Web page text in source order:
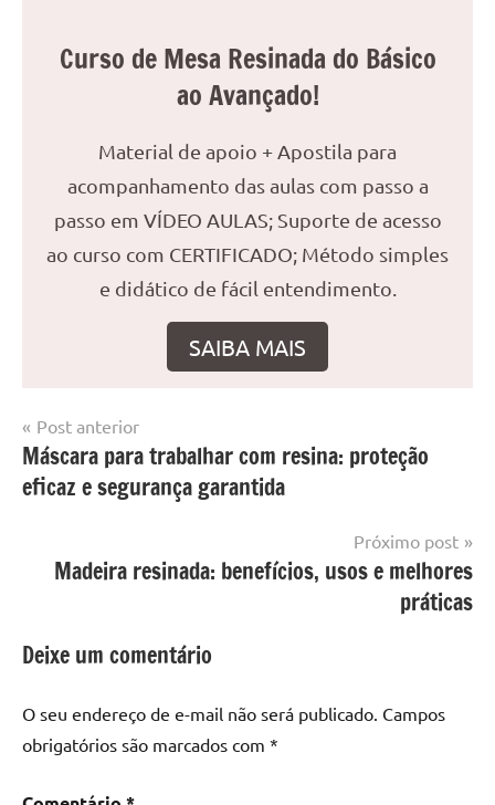
Curso de Mesa Resinada do Básico
ao Avançado!
Material de apoio + Apostila para
acompanhamento das aulas com passo a
passo em VÍDEO AULAS; Suporte de acesso
ao curso com CERTIFICADO; Método simples
e didático de fácil entendimento.
SAIBA MAIS
Marcado
com
mesa
Mesa
epoxi
madeira,
Mesa
Mesa
resinada
Navegação
de
Post
Post anterior
Máscara para trabalhar com resina: proteção
eficaz e segurança garantida
Próximo post
Madeira resinada: benefícios, usos e melhores
práticas
Deixe um comentário
O seu endereço de e-mail não será publicado. Campos
obrigatórios são marcados com *